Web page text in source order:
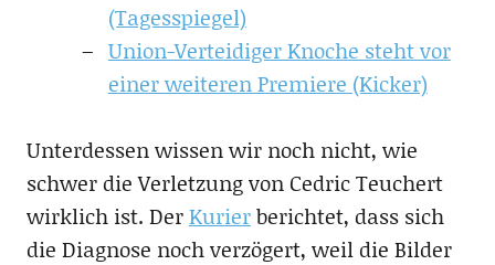
(Tagesspiegel)
Union-Verteidiger Knoche steht vor
einer weiteren Premiere (Kicker)
Unterdessen wissen wir noch nicht, wie
schwer die Verletzung von Cedric Teuchert
wirklich ist. DerKurierberichtet, dass sich
die Diagnose noch verzögert, weil die Bilder